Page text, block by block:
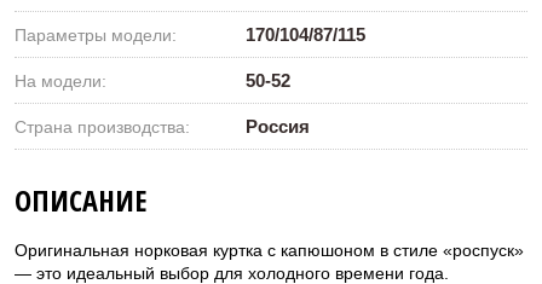
Параметры модели: 170/104/87/115
На модели: 50-52
Страна производства: Россия
ОПИСАНИЕ
Оригинальная норковая куртка с капюшоном в стиле «роспуск»
— это идеальный выбор для холодного времени года.